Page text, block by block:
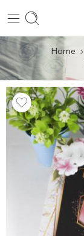
Home